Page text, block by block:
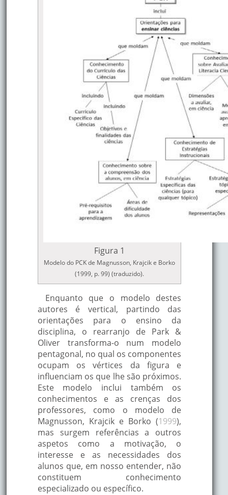
Figura 1
Modelo do PCK de Magnusson, Krajcik e Borko
(1999, p. 99) (traduzido).
Enquanto que o modelo destes
autores é vertical, partindo das
orientações para o ensino da
disciplina, o rearranjo de Park &
Oliver transforma-o num modelo
pentagonal, no qual os componentes
ocupam os vértices da figura e
influenciam os que lhe são próximos.
Este modelo inclui também os
conhecimentos e as crenças dos
professores, como o modelo de
Magnusson, Krajcik e Borko (1999),
mas surgem referências a outros
aspetos como a motivação, o
interesse e as necessidades dos
alunos que, em nosso entender, não
constituem conhecimento
especializado ou específico.